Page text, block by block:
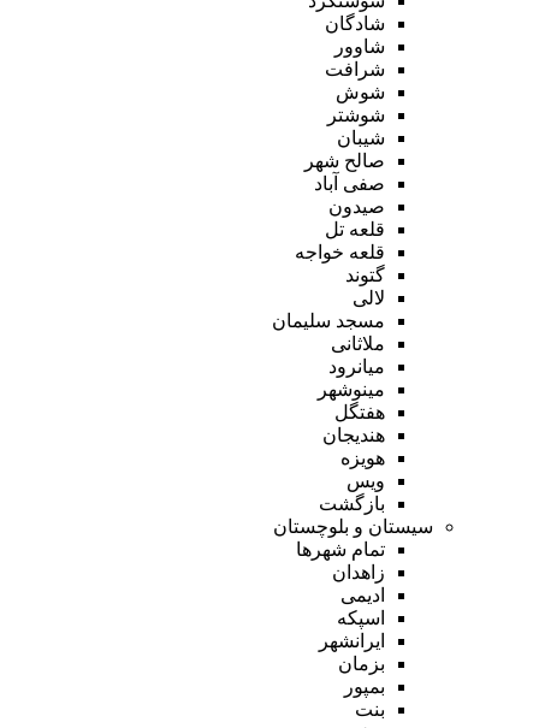
شادگان
شاوور
شرافت
شوش
شوشتر
شیبان
صالح شهر
صفی آباد
صیدون
قلعه تل
قلعه خواجه
گتوند
لالی
مسجد سلیمان
ملاثانی
میانرود
مینوشهر
هفتگل
هندیجان
هویزه
ویس
بازگشت
سیستان و بلوچستان
تمام شهر‌ها
زاهدان
ادیمی
اسپکه
ایرانشهر
بزمان
بمپور
بنت